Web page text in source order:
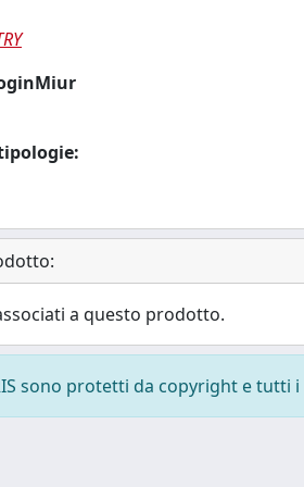
a questo prodotto.
sono protetti da copyright e tutti